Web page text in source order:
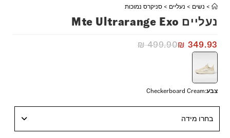
> נשים > נעליים > סניקרס נמוכות
נעליים Mte Ultrarange Exo
₪499.90₪ 349.93
צבע:
Checkerboard Cream
בחרו מידה